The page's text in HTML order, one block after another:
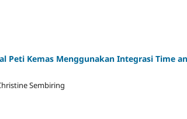
Peti Kemas Menggunakan Integrasi Time
Sembiring